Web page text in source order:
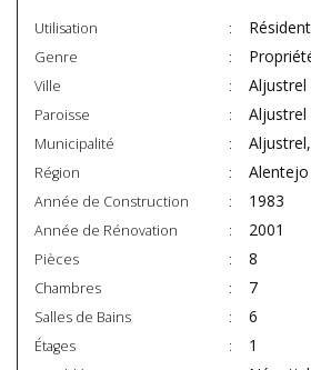
Utilisation
Genre
Ville Aljustrel
Paroisse Aljustrel
Municipalité
Région
Année de Construction 1983
Année de Rénovation 2001
Pièces 8
Chambres 7
Salles de Bains 6
Étages 1